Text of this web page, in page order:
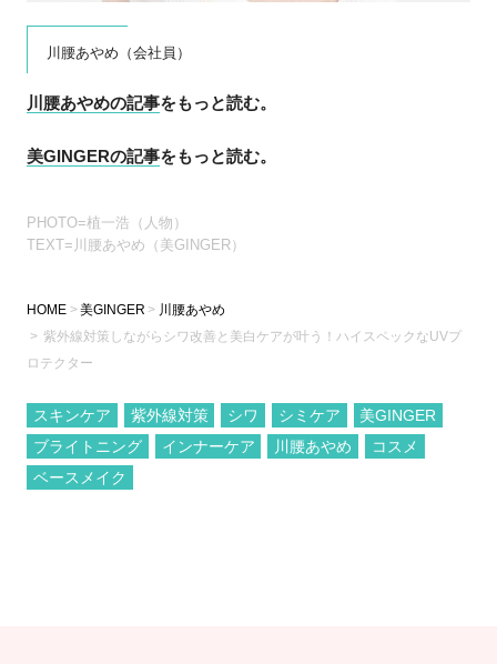
川腰あやめ（会社員）
川腰あやめの記事をもっと読む。
美GINGERの記事をもっと読む。
PHOTO=植一浩（人物）
TEXT=川腰あやめ（美GINGER）
HOME 美GINGER
川腰あやめ
紫外線対策しながらシワ改善と美白ケアが叶う！ハイスペックなUVプ
ロテクター
スキンケア 紫外線対策 シワ シミケア
美GINGER
ブライトニング
インナーケア 川腰あやめ
コスメ
ベースメイク